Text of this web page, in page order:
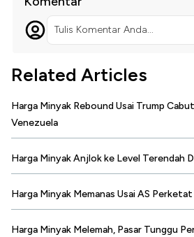
Tulis Komentar Anda...
Related Articles
Harga Minyak Rebound Usai Trump
Venezuela
Harga Minyak Anjlok ke Level Terendah
Harga Minyak Memanas Usai AS Perketat
Harga Minyak Melemah, Pasar Tunggu